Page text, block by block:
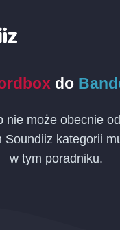
do
nie może obecnie
Soundiiz kategorii
w tym poradniku.